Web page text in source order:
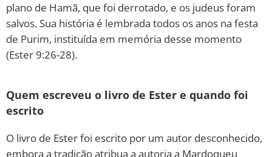
plano de Hamã, que foi derrotado, e os judeus foram
salvos. Sua história é lembrada todos os anos na festa
de Purim, instituída em memória desse momento
(Ester 9:26-28).
Quem escreveu o livro de Ester e quando foi
escrito
O livro de Ester foi escrito por um autor desconhecido,
embora a tradição atribua a autoria a Mardoqueu